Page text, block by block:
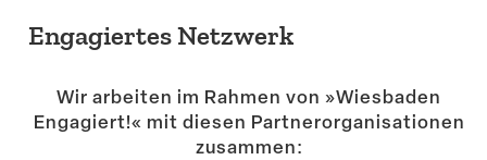
Engagiertes Netzwerk
Wir arbeiten im Rahmen von »Wiesbaden
Engagiert!« mit diesen Partner­or­ga­ni­sa­tionen
zusammen: